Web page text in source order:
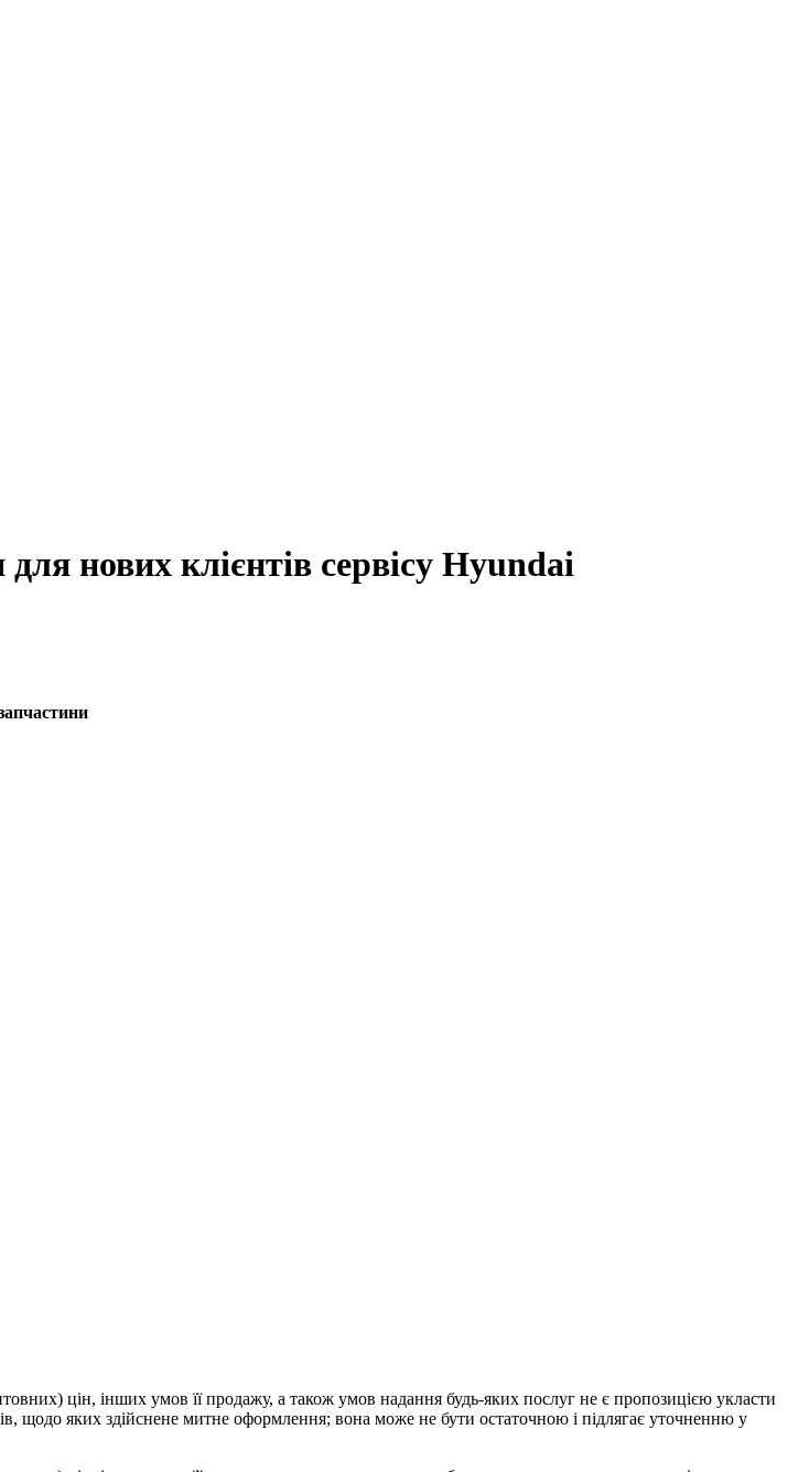
нових клієнтів сервісу Hyundai
цін, інших умов її продажу, а також умов надання будь-яких послуг не є пропозицією укласти
щодо яких здійснене митне оформлення; вона може не бути остаточною і підлягає уточненню у